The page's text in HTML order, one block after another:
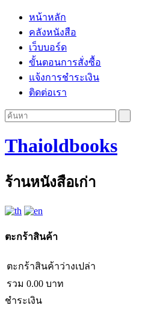
หน้าหลัก
คลังหนังสือ
เว็บบอร์ด
ขั้นตอนการสั่งซื้อ
แจ้งการชำระเงิน
ติดต่อเรา
Thaioldbooks
ร้านหนังสือเก่า
ตะกร้าสินค้า
ตะกร้าสินค้าว่างเปล่า
รวม 0.00 บาท
ชำระเงิน